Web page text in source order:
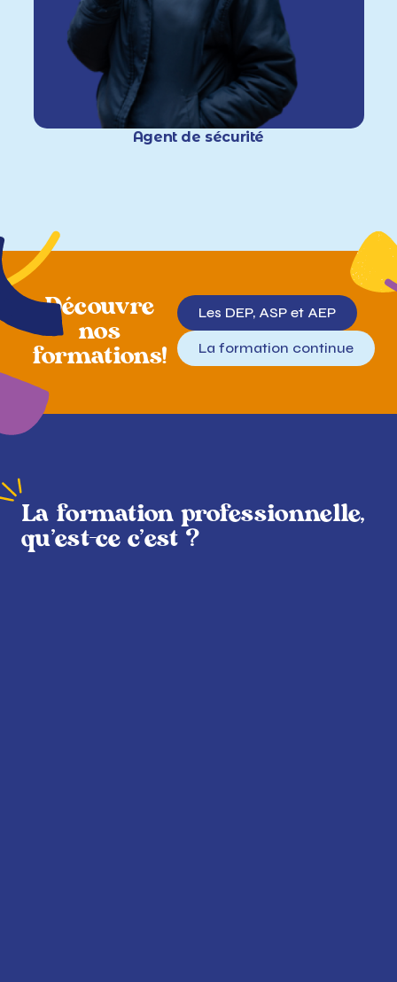
Agent de sécurité
Découvre
nos
formations!
Les DEP, ASP et AEP
La formation continue
La formation professionnelle,
qu’est-ce c’est ?